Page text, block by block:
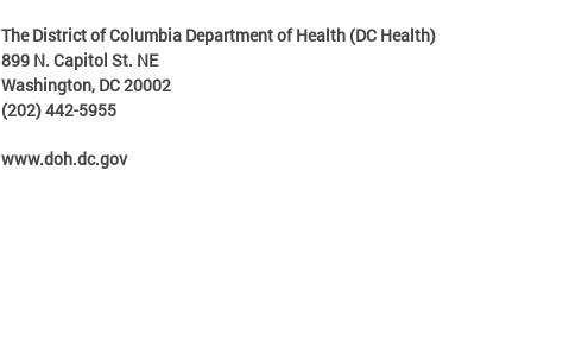
The District of Columbia Department of Health (DC Health)
899 N. Capitol St. NE
Washington, DC 20002
(202) 442-5955
www.doh.dc.gov